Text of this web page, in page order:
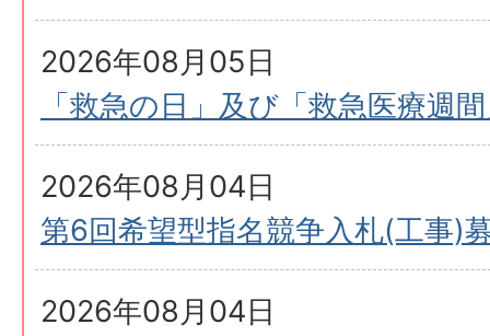
2026年08月05日
「救急の日」及び「救急医療週
2026年08月04日
第6回希望型指名競争入札(工事)
2026年08月04日